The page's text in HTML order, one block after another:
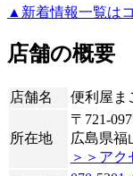
▲新着情報一覧は
店舗の概要
店舗名 便利屋ま
所在地
〒721-
広島県福
＞＞ア